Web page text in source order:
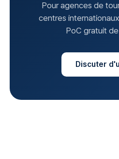
Pour agences de
centres
PoC gratuit
Discuter